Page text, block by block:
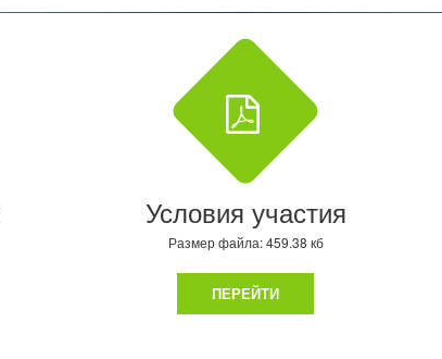
Условия участия
Размер файла: 459.38 кб
ПЕРЕЙТИ